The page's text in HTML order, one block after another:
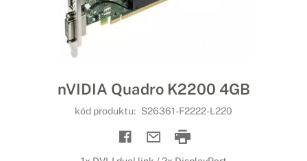
nVIDIA Quadro K2200 4GB
kód produktu: S26361-F2222-L220